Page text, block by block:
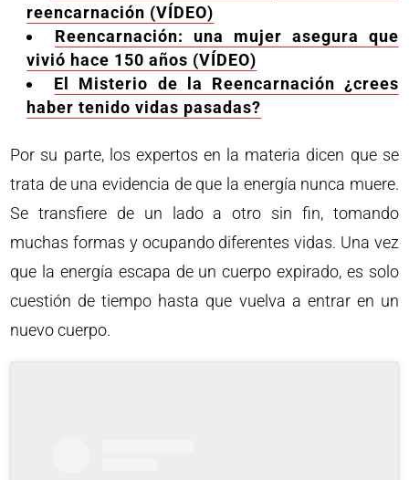
reencarnación (VÍDEO)
Reencarnación: una mujer asegura que
vivió hace 150 años (VÍDEO)
El Misterio de la Reencarnación ¿crees
haber tenido vidas pasadas?
Por su parte, los expertos en la materia dicen que se
trata de una evidencia de que la energía nunca muere.
Se transfiere de un lado a otro sin fin, tomando
muchas formas y ocupando diferentes vidas. Una vez
que la energía escapa de un cuerpo expirado, es solo
cuestión de tiempo hasta que vuelva a entrar en un
nuevo cuerpo.